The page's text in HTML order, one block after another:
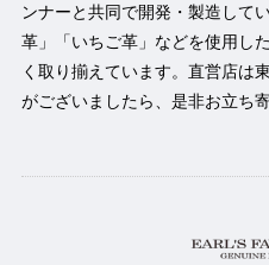
ンナーと共同で開発・製造して
革」「いちご革」などを使用し
く取り揃えています。直営店は
がございましたら、是非お立ち